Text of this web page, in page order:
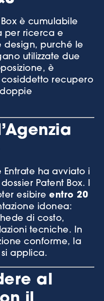
è cumulabile
per ricerca e
design, purché le
utilizzate due
è
recupero
Entrate ha avviato i
Patent Box. I
esibire entro 20
idonea:
di costo,
tecniche. In
conforme, la
applica.
al